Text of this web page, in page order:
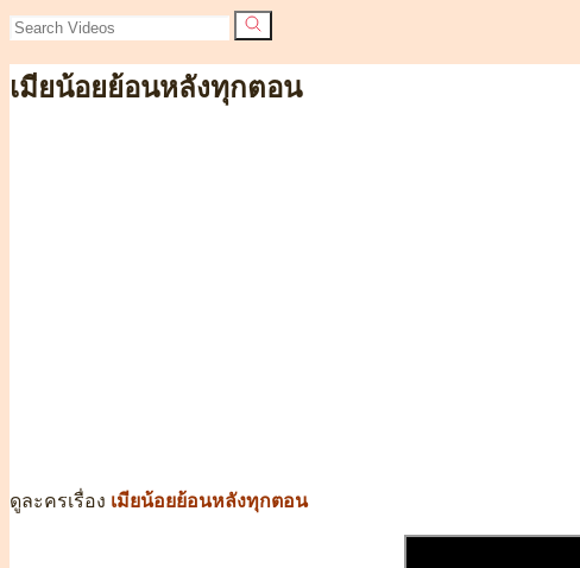
เมียน้อยย้อนหลังทุกตอน
ดูละครเรื่อง เมียน้อยย้อนหลังทุกตอน